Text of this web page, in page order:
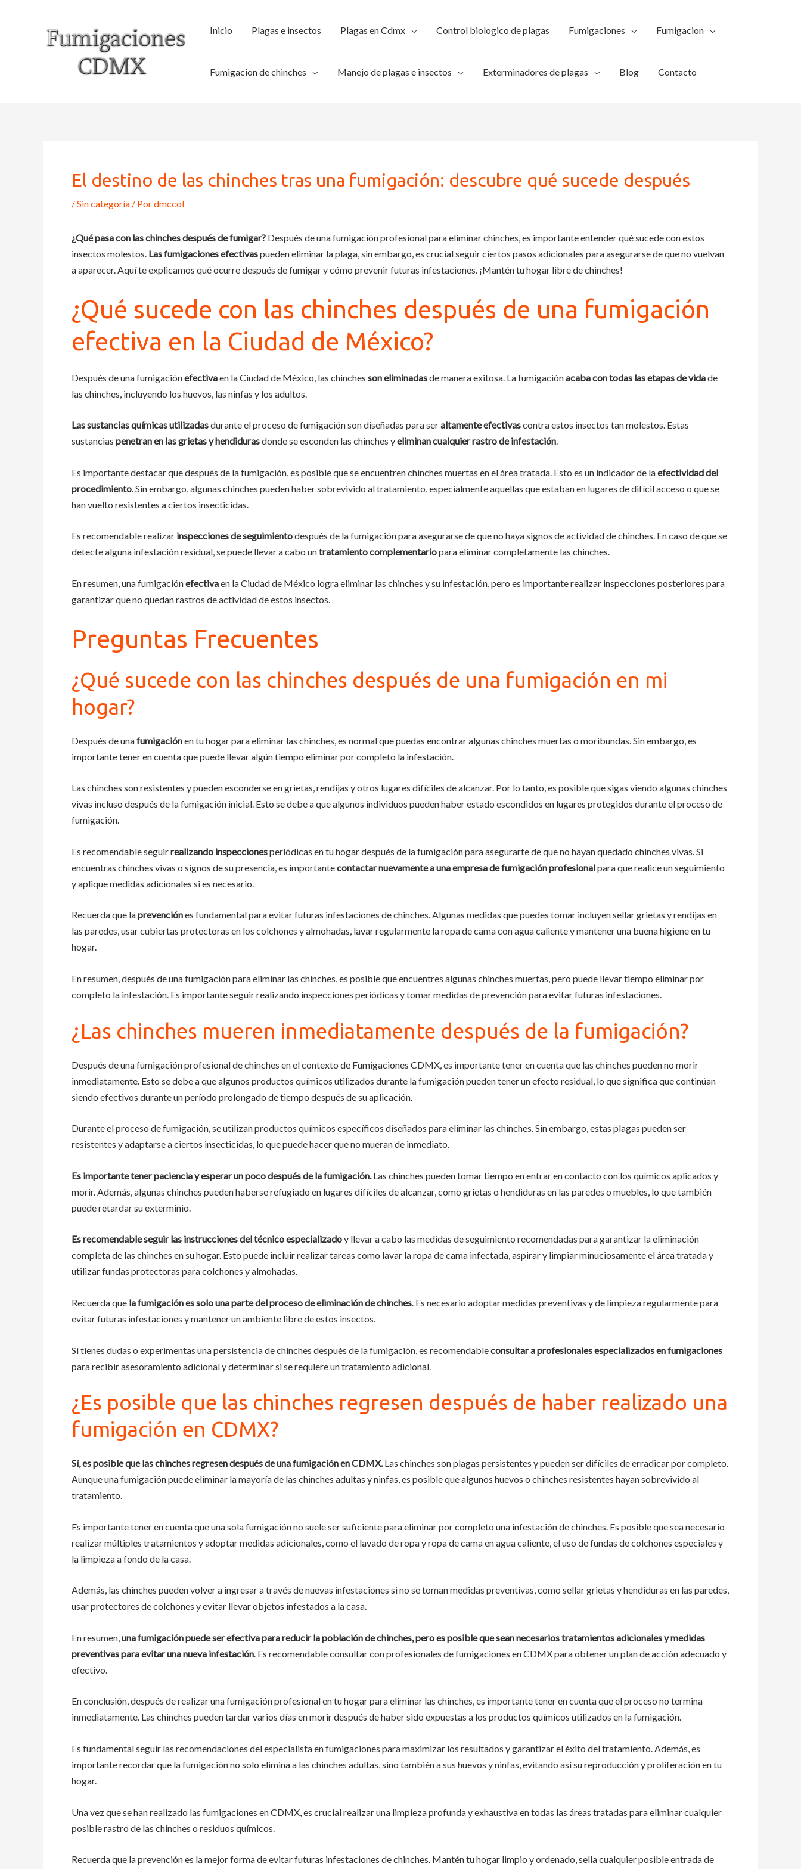
Inicio Plagas e insectos Plagas en Cdmx Control biologico de plagas Fumigaciones Fumigacion
Fumigacion de chinches Manejo de plagas e insectos Exterminadores de plagas Blog Contacto
El destino de las chinches tras una fumigación: descubre qué sucede después
/Sin categoría / Pordmccol
¿Qué pasa con las chinches después de fumigar? Después de una fumigación profesional para eliminar chinches, es importante entender qué sucede con estos
insectos molestos. Las fumigaciones efectivaspueden eliminar la plaga, sin embargo, es crucial seguir ciertos pasos adicionales para asegurarse de que no vuelvan
a aparecer. Aquí te explicamos qué ocurre después de fumigar y cómo prevenir futuras infestaciones. ¡Mantén tu hogar libre de chinches!
¿Qué sucede con las chinches después de una fumigación
efectiva en la Ciudad de México?
Después de una fumigaciónefectivaen la Ciudad de México, las chinches son eliminadasde manera exitosa. La fumigaciónacaba con todas las etapas de vidade
las chinches, incluyendo los huevos, las ninfas y los adultos.
Las sustancias químicas utilizadasdurante el proceso de fumigación son diseñadas para seraltamente efectivascontra estos insectos tan molestos. Estas
sustancias penetran en las grietas y hendidurasdonde se esconden las chinches yeliminan cualquier rastro de infestación.
Es importante destacar que después de la fumigación, es posible que se encuentren chinches muertas en el área tratada. Esto es un indicador de laefectividad del
procedimiento . Sin embargo, algunas chinches pueden haber sobrevivido al tratamiento, especialmente aquellas que estaban en lugares de difícil acceso o que se
han vuelto resistentes a ciertos insecticidas.
Es recomendable realizar inspecciones de seguimientodespués de la fumigación para asegurarse de que no haya signos de actividad de chinches. En caso de que se
detecte alguna infestación residual, se puede llevar a cabo untratamiento complementariopara eliminar completamente las chinches.
En resumen, una fumigaciónefectivaen la Ciudad de México logra eliminar las chinches y su infestación, pero es importante realizar inspecciones posteriores para
garantizar que no quedan rastros de actividad de estos insectos.
Preguntas Frecuentes
¿Qué sucede con las chinches después de una fumigación en mi
hogar?
Después de unafumigaciónen tu hogar para eliminar las chinches, es normal que puedas encontrar algunas chinches muertas o moribundas. Sin embargo, es
importante tener en cuenta que puede llevar algún tiempo eliminar por completo la infestación.
Las chinches son resistentes y pueden esconderse en grietas, rendijas y otros lugares difíciles de alcanzar. Por lo tanto, es posible que sigas viendo algunas chinches
vivas incluso después de la fumigación inicial. Esto se debe a que algunos individuos pueden haber estado escondidos en lugares protegidos durante el proceso de
fumigación.
Es recomendable seguirrealizando inspeccionesperiódicas en tu hogar después de la fumigación para asegurarte de que no hayan quedado chinches vivas. Si
encuentras chinches vivas o signos de su presencia, es importantecontactar nuevamente a una empresa de fumigación profesionalpara que realice un seguimiento
y aplique medidas adicionales si es necesario.
Recuerda que laprevenciónes fundamental para evitar futuras infestaciones de chinches. Algunas medidas que puedes tomar incluyen sellar grietas y rendijas en
las paredes, usar cubiertas protectoras en los colchones y almohadas, lavar regularmente la ropa de cama con agua caliente y mantener una buena higiene en tu
hogar.
En resumen, después de una fumigación para eliminar las chinches, es posible que encuentres algunas chinches muertas, pero puede llevar tiempo eliminar por
completo la infestación. Es importante seguir realizando inspecciones periódicas y tomar medidas de prevención para evitar futuras infestaciones.
¿Las chinches mueren inmediatamente después de la fumigación?
Después de una fumigación profesional de chinches en el contexto de Fumigaciones CDMX, es importante tener en cuenta que las chinches pueden no morir
inmediatamente. Esto se debe a que algunos productos químicos utilizados durante la fumigación pueden tener un efecto residual, lo que significa que continúan
siendo efectivos durante un período prolongado de tiempo después de su aplicación.
Durante el proceso de fumigación, se utilizan productos químicos específicos diseñados para eliminar las chinches. Sin embargo, estas plagas pueden ser
resistentes y adaptarse a ciertos insecticidas, lo que puede hacer que no mueran de inmediato.
Es importante tener paciencia y esperar un poco después de la fumigación. Las chinches pueden tomar tiempo en entrar en contacto con los químicos aplicados y
morir. Además, algunas chinches pueden haberse refugiado en lugares difíciles de alcanzar, como grietas o hendiduras en las paredes o muebles, lo que también
puede retardar su exterminio.
Es recomendable seguir las instrucciones del técnico especializadoy llevar a cabo las medidas de seguimiento recomendadas para garantizar la eliminación
completa de las chinches en su hogar. Esto puede incluir realizar tareas como lavar la ropa de cama infectada, aspirar y limpiar minuciosamente el área tratada y
utilizar fundas protectoras para colchones y almohadas.
Recuerda que la fumigación es solo una parte del proceso de eliminación de chinches. Es necesario adoptar medidas preventivas y de limpieza regularmente para
evitar futuras infestaciones y mantener un ambiente libre de estos insectos.
Si tienes dudas o experimentas una persistencia de chinches después de la fumigación, es recomendableconsultar a profesionales especializados en fumigaciones
para recibir asesoramiento adicional y determinar si se requiere un tratamiento adicional.
¿Es posible que las chinches regresen después de haber realizado una
fumigación en CDMX?
Sí, es posible que las chinches regresen después de una fumigación en CDMX.Las chinches son plagas persistentes y pueden ser difíciles de erradicar por completo.
Aunque una fumigación puede eliminar la mayoría de las chinches adultas y ninfas, es posible que algunos huevos o chinches resistentes hayan sobrevivido al
tratamiento.
Es importante tener en cuenta que una sola fumigación no suele ser suficiente para eliminar por completo una infestación de chinches. Es posible que sea necesario
realizar múltiples tratamientos y adoptar medidas adicionales, como el lavado de ropa y ropa de cama en agua caliente, el uso de fundas de colchones especiales y
la limpieza a fondo de la casa.
Además, las chinches pueden volver a ingresar a través de nuevas infestaciones si no se toman medidas preventivas, como sellar grietas y hendiduras en las paredes,
usar protectores de colchones y evitar llevar objetos infestados a la casa.
En resumen,una fumigación puede ser efectiva para reducir la población de chinches, pero es posible que sean necesarios tratamientos adicionales y medidas
preventivas para evitar una nueva infestación. Es recomendable consultar con profesionales de fumigaciones en CDMX para obtener un plan de acción adecuado y
efectivo.
En conclusión, después de realizar una fumigación profesional en tu hogar para eliminar las chinches, es importante tener en cuenta que el proceso no termina
inmediatamente. Las chinches pueden tardar varios días en morir después de haber sido expuestas a los productos químicos utilizados en la fumigación.
Es fundamental seguir las recomendaciones del especialista en fumigaciones para maximizar los resultados y garantizar el éxito del tratamiento. Además, es
importante recordar que la fumigación no solo elimina a las chinches adultas, sino también a sus huevos y ninfas, evitando así su reproducción y proliferación en tu
hogar.
Una vez que se han realizado las fumigaciones en CDMX, es crucial realizar una limpieza profunda y exhaustiva en todas las áreas tratadas para eliminar cualquier
posible rastro de las chinches o residuos químicos.
Recuerda que la prevención es la mejor forma de evitar futuras infestaciones de chinches. Mantén tu hogar limpio y ordenado, sella cualquier posible entrada de